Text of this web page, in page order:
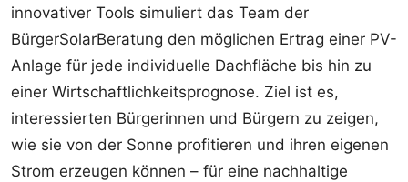
innovativer Tools simuliert das Team der
BürgerSolarBeratung den möglichen Ertrag einer PV-
Anlage für jede individuelle Dachfläche bis hin zu
einer Wirtschaftlichkeitsprognose. Ziel ist es,
interessierten Bürgerinnen und Bürgern zu zeigen,
wie sie von der Sonne profitieren und ihren eigenen
Strom erzeugen können – für eine nachhaltige